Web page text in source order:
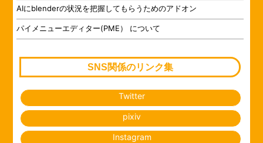
AIにblenderの状況を把握してもらうためのアドオン
パイメニューエディター(PME） について
SNS関係のリンク集
Twitter
pixiv
Instagram